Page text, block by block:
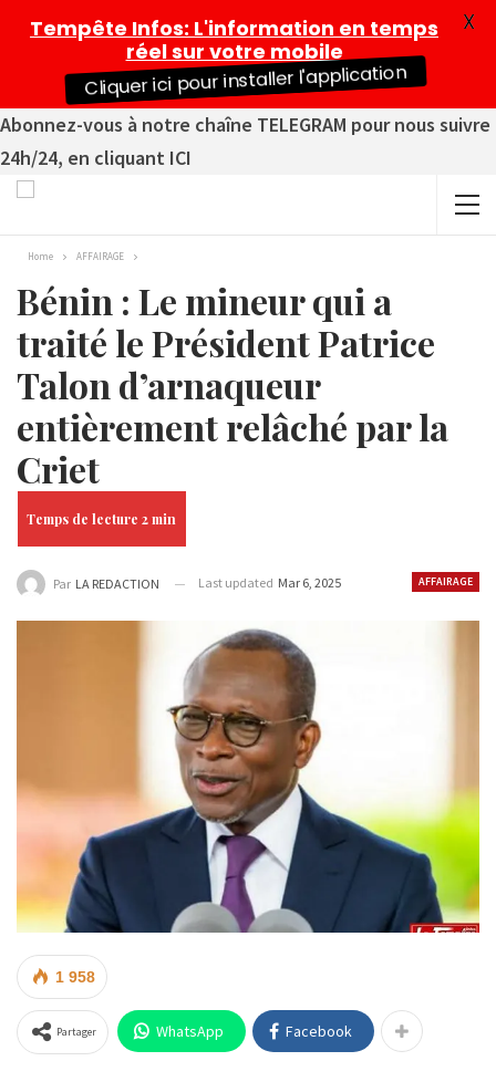
Abonnez-vous à notre chaîne TELEGRAM pour nous suivre
24h/24, en cliquant ICI
Home AFFAIRAGE
Bénin : Le mineur qui a
traité le Président Patrice
Talon d’arnaqueur
entièrement relâché par la
Criet
AFFAIRAGE
Par LA REDACTION Last updated Mar 6, 2025
1 958
Partager WhatsApp Facebook
Tempête Infos: L'information en temps
réel sur votre mobile
Cliquer ici pour installer l'application
X